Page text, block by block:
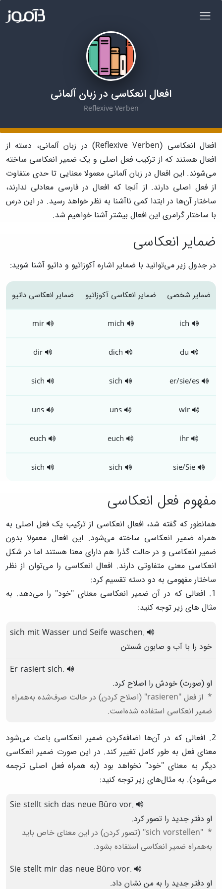
افعال انعکاسی در زبان آلمانی
Reflexive Verben
افعال انعکاسی (Reflexive Verben) در زبان آلمانی، دسته از
افعال هستند که از ترکیب فعل اصلی و یک ضمیر انعکاسی ساخته
می‌شوند. این افعال در زبان آلمانی معمولا معنایی تا حدی متفاوت
از فعل اصلی دارند. از آنجا که افعال در فارسی معادلی ندارند،
ساختار آن‌ها در ابتدا کمی ناآشنا به نظر خواهد رسید. در این درس
با ساختار گرامری این افعال بیشتر آشنا خواهیم شد.
ضمایر انعکاسی
در جدول زیر می‌توانید با ضمایر اشاره آکوزاتیو و داتیو آشنا شوید:
ضمایر شخصی ضمایر انعکاسی آکوزاتیو ضمایر انعکاسی داتیو
ich
mich
mir
du
dich
dir
er/sie/es
sich
sich
wir
uns
uns
ihr
euch
euch
sie/Sie
sich
sich
مفهوم فعل انعکاسی
همانطور که گفته شد، افعال انعکاسی از ترکیب یک فعل اصلی به
همراه ضمیر انعکاسی ساخته می‌شود. این افعال معمولا بدون
ضمیر انعکاسی و در حالت گذرا هم دارای معنا هستند اما در شکل
انعکاسی معنی متفاوتی دارند. افعال انعکاسی را می‌توان از نظر
ساختار مفهومی به دو دسته تقسیم کرد:
1. افعالی که در آن ضمیر انعکاسی معنای "خود" را می‌دهد. به
مثال های زیر توجه کنید:
sich mit Wasser und Seife waschen.
خود را با آب و صابون شستن
Er rasiert sich.
او (صورت) خودش را اصلاح کرد.
از فعل "rasieren" (اصلاح کردن) در حالت صرف‌شده به‌همراه
ضمیر انعکاسی استفاده شده‌است.
2. افعالی که در آن‌ها اضافه‌کردن ضمیر انعکاسی باعث می‌شود
معنای فعل به طور کامل تغییر کند. در این صورت ضمیر انعکاسی
دیگر به معنای "خود" نخواهد بود (به همراه فعل اصلی ترجمه
می‌شود). به مثال‌های زیر توجه کنید:
Sie stellt sich das neue Büro vor.
او دفتر جدید را تصور کرد.
"sich vorstellen" (تصور کردن) در این معنای خاص باید
به‌همراه ضمیر انعکاسی استفاده بشود.
Sie stellt mir das neue Büro vor.
او دفتر جدید را به من نشان داد.